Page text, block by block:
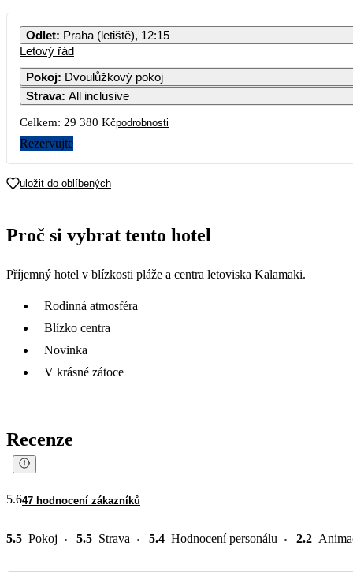
Odlet: Praha (letiště), 12:15
Letový řád
Pokoj: Dvoulůžkový pokoj
Strava: All inclusive
Celkem: 29 380 Kčpodrobnosti
Rezervujte
uložit do oblíbených
Proč si vybrat tento hotel
Příjemný hotel v blízkosti pláže a centra letoviska Kalamaki.
Rodinná atmosféra
Blízko centra
Novinka
V krásné zátoce
Recenze
5.647 hodnocení zákazníků
5.5 Pokoj 5.5 Strava 5.4 Hodnocení personálu 2.2